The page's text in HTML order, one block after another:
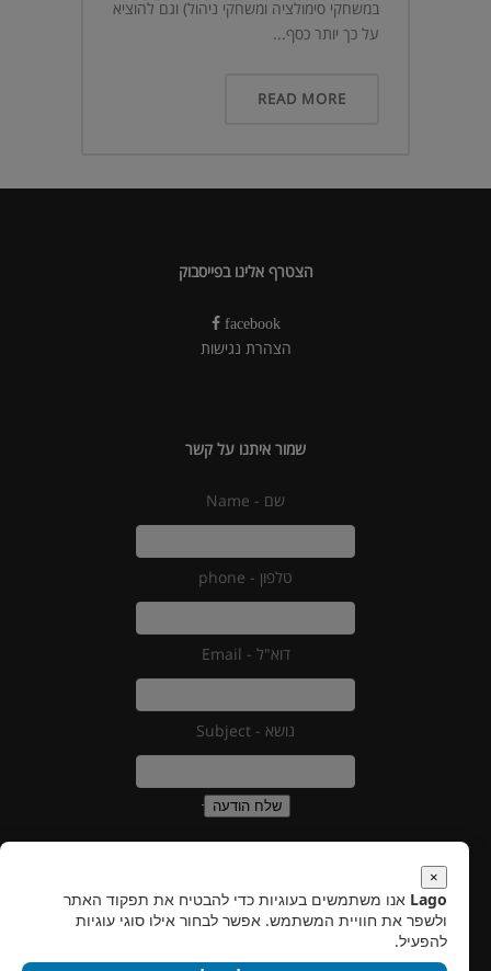
במשחקי סימולציה ומשחקי ניהול) וגם להוציא
על כך יותר כסף...
READ MORE
הצטרף אלינו בפייסבוק
facebook
הצהרת נגישות
שמור איתנו על קשר
שם - Name
טלפון - phone
דוא"ל - Email
נושא - Subject
שלח הודעה
עלינו
צור איתנו קשר
×
Lago אנו משתמשים בעוגיות כדי להבטיח את תפקוד האתר
ולשפר את חוויית המשתמש. אפשר לבחור אילו סוגי עוגיות
להפעיל.